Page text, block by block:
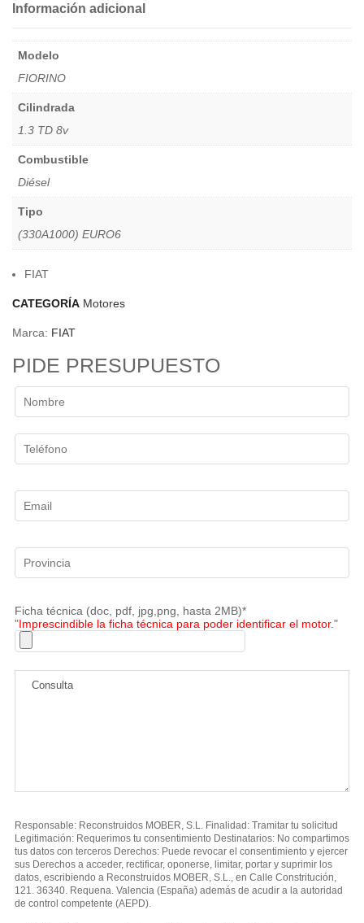
Información adicional
Modelo
FIORINO
Cilindrada
1.3 TD 8v
Combustible
Diésel
Tipo
(330A1000) EURO6
FIAT
CATEGORÍA Motores
Marca: FIAT
PIDE PRESUPUESTO
Ficha técnica (doc, pdf, jpg,png, hasta 2MB)*
"Imprescindible la ficha técnica para poder identificar el motor."
Responsable: Reconstruidos MOBER, S.L. Finalidad: Tramitar tu solicitud
Legitimación: Requerimos tu consentimiento Destinatarios: No compartimos
tus datos con terceros Derechos: Puede revocar el consentimiento y ejercer
sus Derechos a acceder, rectificar, oponerse, limitar, portar y suprimir los
datos, escribiendo a Reconstruidos MOBER, S.L., en Calle Constritución,
121. 36340. Requena. Valencia (España) además de acudir a la autoridad
de control competente (AEPD).